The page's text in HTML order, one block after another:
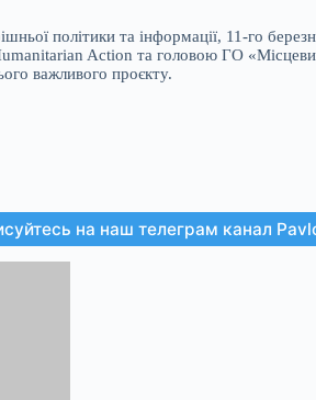
політики та інформації, 11-го
Action та головою ГО
важливого проєкту.
на наш телеграм канал